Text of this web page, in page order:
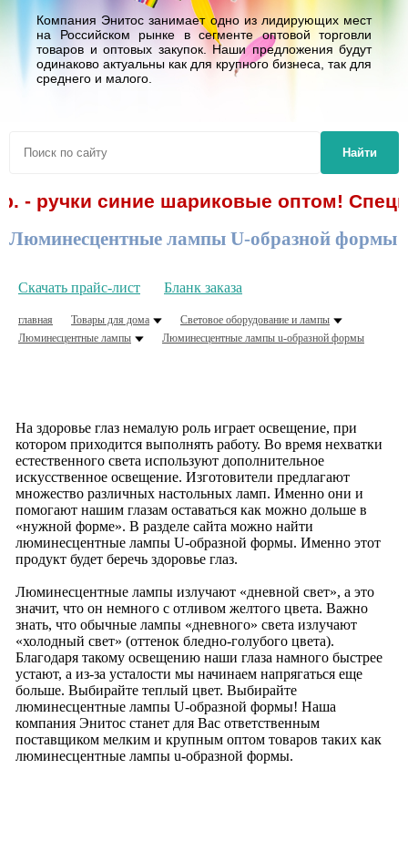
Компания Энитос занимает одно из лидирующих мест
на Российском рынке в сегменте оптовой торговли
товаров и оптовых закупок. Наши предложения будут
одинаково актуальны как для крупного бизнеса, так для
среднего и малого.
Найти
- ручки синие шариковые оптом!
Люминесцентные лампы U-образной формы
Скачать прайс-лист Бланк заказа
главная Товары для дома
Световое оборудование и лампы
Люминесцентные лампы
Люминесцентные лампы u-образной формы
На здоровье глаз немалую роль играет освещение, при
котором приходится выполнять работу. Во время нехватки
естественного света используют дополнительное
искусственное освещение. Изготовители предлагают
множество различных настольных ламп. Именно они и
помогают нашим глазам оставаться как можно дольше в
«нужной форме». В разделе сайта можно найти
люминесцентные лампы U-образной формы. Именно этот
продукт будет беречь здоровье глаз.
Люминесцентные лампы излучают «дневной свет», а это
значит, что он немного с отливом желтого цвета. Важно
знать, что обычные лампы «дневного» света излучают
«холодный свет» (оттенок бледно-голубого цвета).
Благодаря такому освещению наши глаза намного быстрее
устают, а из-за усталости мы начинаем напрягаться еще
больше. Выбирайте теплый цвет. Выбирайте
люминесцентные лампы U-образной формы! Наша
компания Энитос станет для Вас ответственным
поставщиком мелким и крупным оптом товаров таких как
люминесцентные лампы u-образной формы.